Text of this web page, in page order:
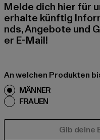
Melde dich hier für
erhalte künftig
nds, Angebote und
er E-Mail!
An welchen Produkten
MÄNNER
FRAUEN